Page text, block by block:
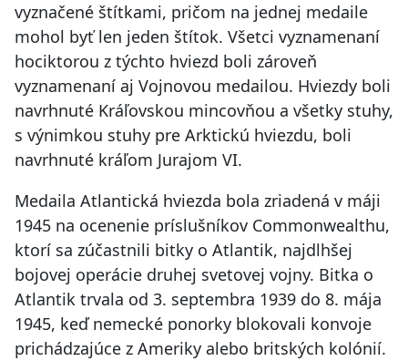
vyznačené štítkami, pričom na jednej medaile
mohol byť len jeden štítok. Všetci vyznamenaní
hociktorou z týchto hviezd boli zároveň
vyznamenaní aj Vojnovou medailou. Hviezdy boli
navrhnuté Kráľovskou mincovňou a všetky stuhy,
s výnimkou stuhy pre Arktickú hviezdu, boli
navrhnuté kráľom Jurajom VI.
Medaila Atlantická hviezda bola zriadená v máji
1945 na ocenenie príslušníkov Commonwealthu,
ktorí sa zúčastnili bitky o Atlantik, najdlhšej
bojovej operácie druhej svetovej vojny. Bitka o
Atlantik trvala od 3. septembra 1939 do 8. mája
1945, keď nemecké ponorky blokovali konvoje
prichádzajúce z Ameriky alebo britských kolónií.